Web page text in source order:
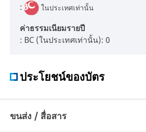
:
ในประเทศเท่านั้น
ค่าธรรมเนียมรายปี
: BC (ในประเทศเท่านั้น): 0
ประโยชน์ของบัตร
ขนส่ง / สื่อสาร